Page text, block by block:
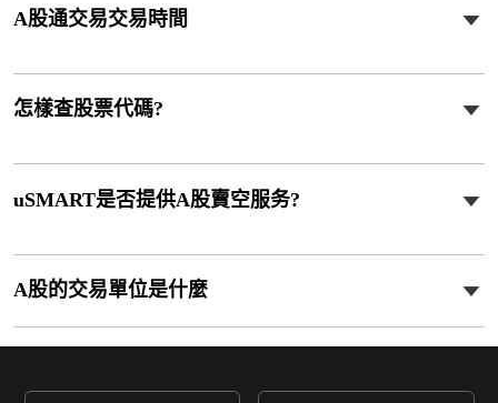
A股通交易交易時間
怎樣查股票代碼?
uSMART是否提供A股賣空服务?
A股的交易單位是什麼